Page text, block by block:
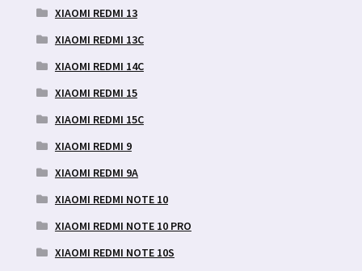
XIAOMI REDMI 13
XIAOMI REDMI 13C
XIAOMI REDMI 14C
XIAOMI REDMI 15
XIAOMI REDMI 15C
XIAOMI REDMI 9
XIAOMI REDMI 9A
XIAOMI REDMI NOTE 10
XIAOMI REDMI NOTE 10 PRO
XIAOMI REDMI NOTE 10S